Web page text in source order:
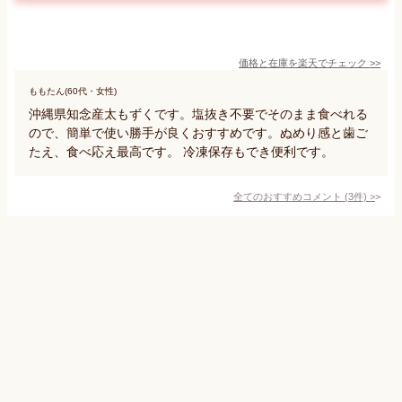
価格と在庫を楽天でチェック >>
ももたん(60代・女性)
沖縄県知念産太もずくです。塩抜き不要でそのまま食べれる
ので、簡単で使い勝手が良くおすすめです。ぬめり感と歯ご
たえ、食べ応え最高です。 冷凍保存もでき便利です。
全てのおすすめコメント (3件) >